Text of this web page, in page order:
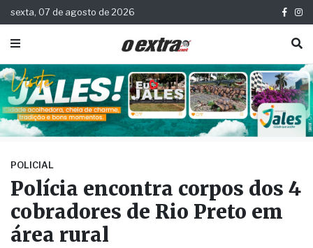
sexta, 07 de agosto de 2026
POLICIAL
Polícia encontra corpos dos 4
cobradores de Rio Preto em
área rural